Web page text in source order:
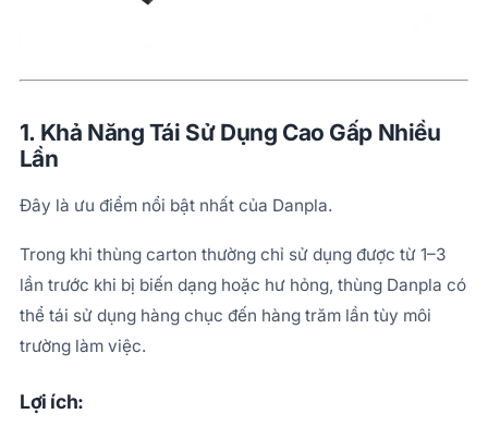
1. Khả Năng Tái Sử Dụng Cao Gấp Nhiều
Lần
Đây là ưu điểm nổi bật nhất của Danpla.
Trong khi thùng carton thường chỉ sử dụng được từ 1–3
lần trước khi bị biến dạng hoặc hư hỏng, thùng Danpla có
thể tái sử dụng hàng chục đến hàng trăm lần tùy môi
trường làm việc.
Lợi ích: